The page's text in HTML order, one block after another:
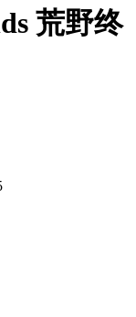
荒野终